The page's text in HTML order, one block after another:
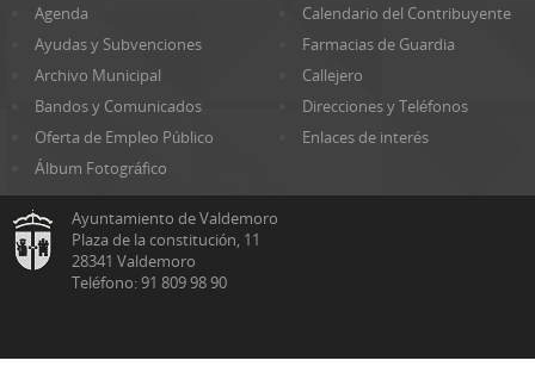
Agenda
Calendario del Contribuyente
Ayudas y Subvenciones
Farmacias de Guardia
Archivo Municipal
Callejero
Bandos y Comunicados
Direcciones y Teléfonos
Oferta de Empleo Público
Enlaces de interés
Álbum Fotográfico
Ayuntamiento de Valdemoro
Plaza de la constitución, 11
28341 Valdemoro
Teléfono: 91 809 98 90